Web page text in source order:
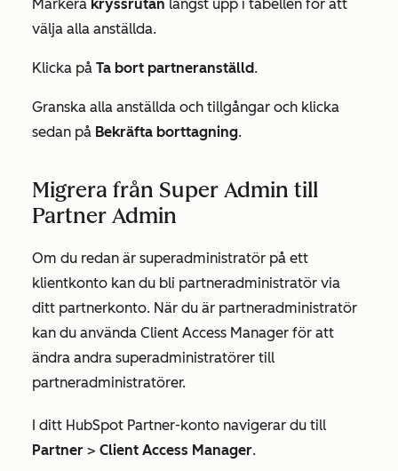
Markera kryssrutan längst upp i tabellen för att
välja alla anställda.
Klicka på Ta bort partneranställd.
Granska alla anställda och tillgångar och klicka
sedan på Bekräfta borttagning.
Migrera från Super Admin till
Partner Admin
Om du redan är superadministratör på ett
klientkonto kan du bli partneradministratör via
ditt partnerkonto. När du är partneradministratör
kan du använda Client Access Manager för att
ändra andra superadministratörer till
partneradministratörer.
I ditt HubSpot Partner-konto navigerar du till
Partner > Client Access Manager.